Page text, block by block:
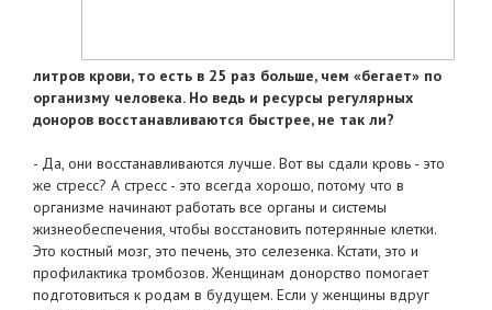
литров крови, то есть в 25 раз больше, чем «бегает» по
организму человека. Но ведь и ресурсы регулярных
доноров восстанавливаются быстрее, не так ли?
- Да, они восстанавливаются лучше. Вот вы сдали кровь - это
же стресс? А стресс - это всегда хорошо, потому что в
организме начинают работать все органы и системы
жизнеобеспечения, чтобы восстановить потерянные клетки.
Это костный мозг, это печень, это селезенка. Кстати, это и
профилактика тромбозов. Женщинам донорство помогает
подготовиться к родам в будущем. Если у женщины вдруг